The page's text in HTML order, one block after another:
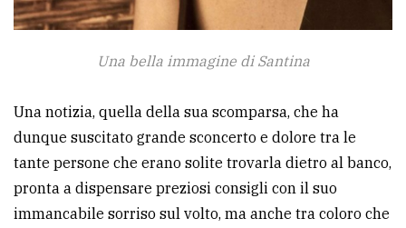
Una bella immagine di Santina
Una notizia, quella della sua scomparsa, che ha
dunque suscitato grande sconcerto e dolore tra le
tante persone che erano solite trovarla dietro al banco,
pronta a dispensare preziosi consigli con il suo
immancabile sorriso sul volto, ma anche tra coloro che